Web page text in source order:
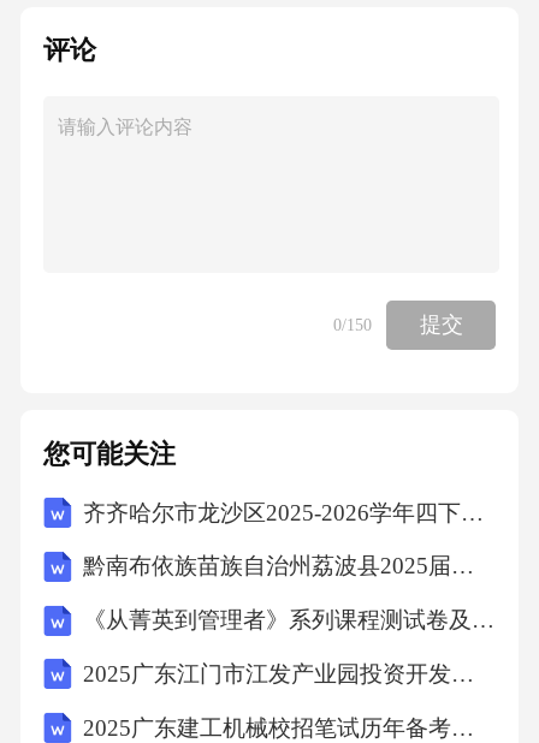
实现自动化管理，通过预设的规则和算法，自
故发生的概率。同时，自动化管理还将提高应
估潜在风险，为企业决策者提供有力支持。同
时，系统还将帮助企业建立风险管理长效机
及，数据安全与隐私保护成为亟待解决的问
题。企业应加强对数据的保护，采取加密、访
问控制等措施，确保数据的安全性和隐私性。2.
业需要不断更新设备和技术，以适应新的安全
挑战。同时，企业还需要加强人才培养，培养
具备专业知识和技能的安全管理人才。3.跨部门
评论
0/150 提交
您可能关注
齐齐哈尔市龙沙区2025-2026学年四下数学期末考试模拟试题含答案
黔南布依族苗族自治州荔波县2025届数学四年级下学期期中联考试题含解析
《从菁英到管理者》系列课程测试卷及答案
2025广东江门市江发产业园投资开发集团有限公司拟聘用人员笔试历年常考点试题专练附带答案详解
2025广东建工机械校招笔试历年备考题库附带答案详解